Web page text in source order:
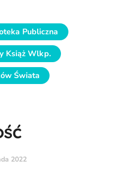
Publiczna
Książ Wlkp.
Świata
2022